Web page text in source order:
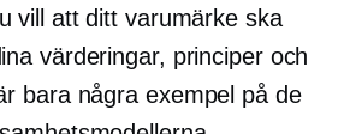
vill att ditt varumärke ska
värderingar, principer och
bara några exempel på de